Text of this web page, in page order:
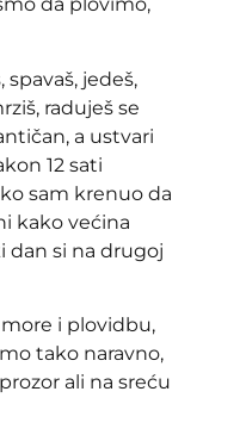
spavaš, jedeš,
raduješ se
a ustvari
12 sati
sam krenuo da
kako većina
dan si na drugoj
i plovidbu,
tako naravno,
ali na sreću